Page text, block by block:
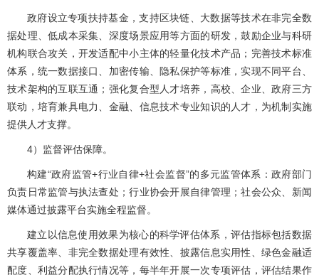
政府设立专项扶持基金，支持区块链、大数据等技术在非完全数
据处理、低成本采集、深度场景应用等方面的研发，鼓励企业与科研
机构联合攻关，开发适配中小主体的轻量化技术产品；完善技术标准
体系，统一数据接口、加密传输、隐私保护等标准，实现不同平台、
技术架构的互联互通；强化复合型人才培养，高校、企业、政府三方
联动，培育兼具电力、金融、信息技术专业知识的人才，为机制实施
提供人才支撑。
4）监督评估保障。
构建“政府监管+行业自律+社会监督”的多元监管体系：政府部门
负责日常监管与执法查处；行业协会开展自律管理；社会公众、新闻
媒体通过披露平台实施全程监督。
建立以信息使用效果为核心的科学评估体系，评估指标包括数据
共享覆盖率、非完全数据处理有效性、披露信息实用性、绿色金融适
配度、利益分配执行情况等，每半年开展一次专项评估，评估结果作